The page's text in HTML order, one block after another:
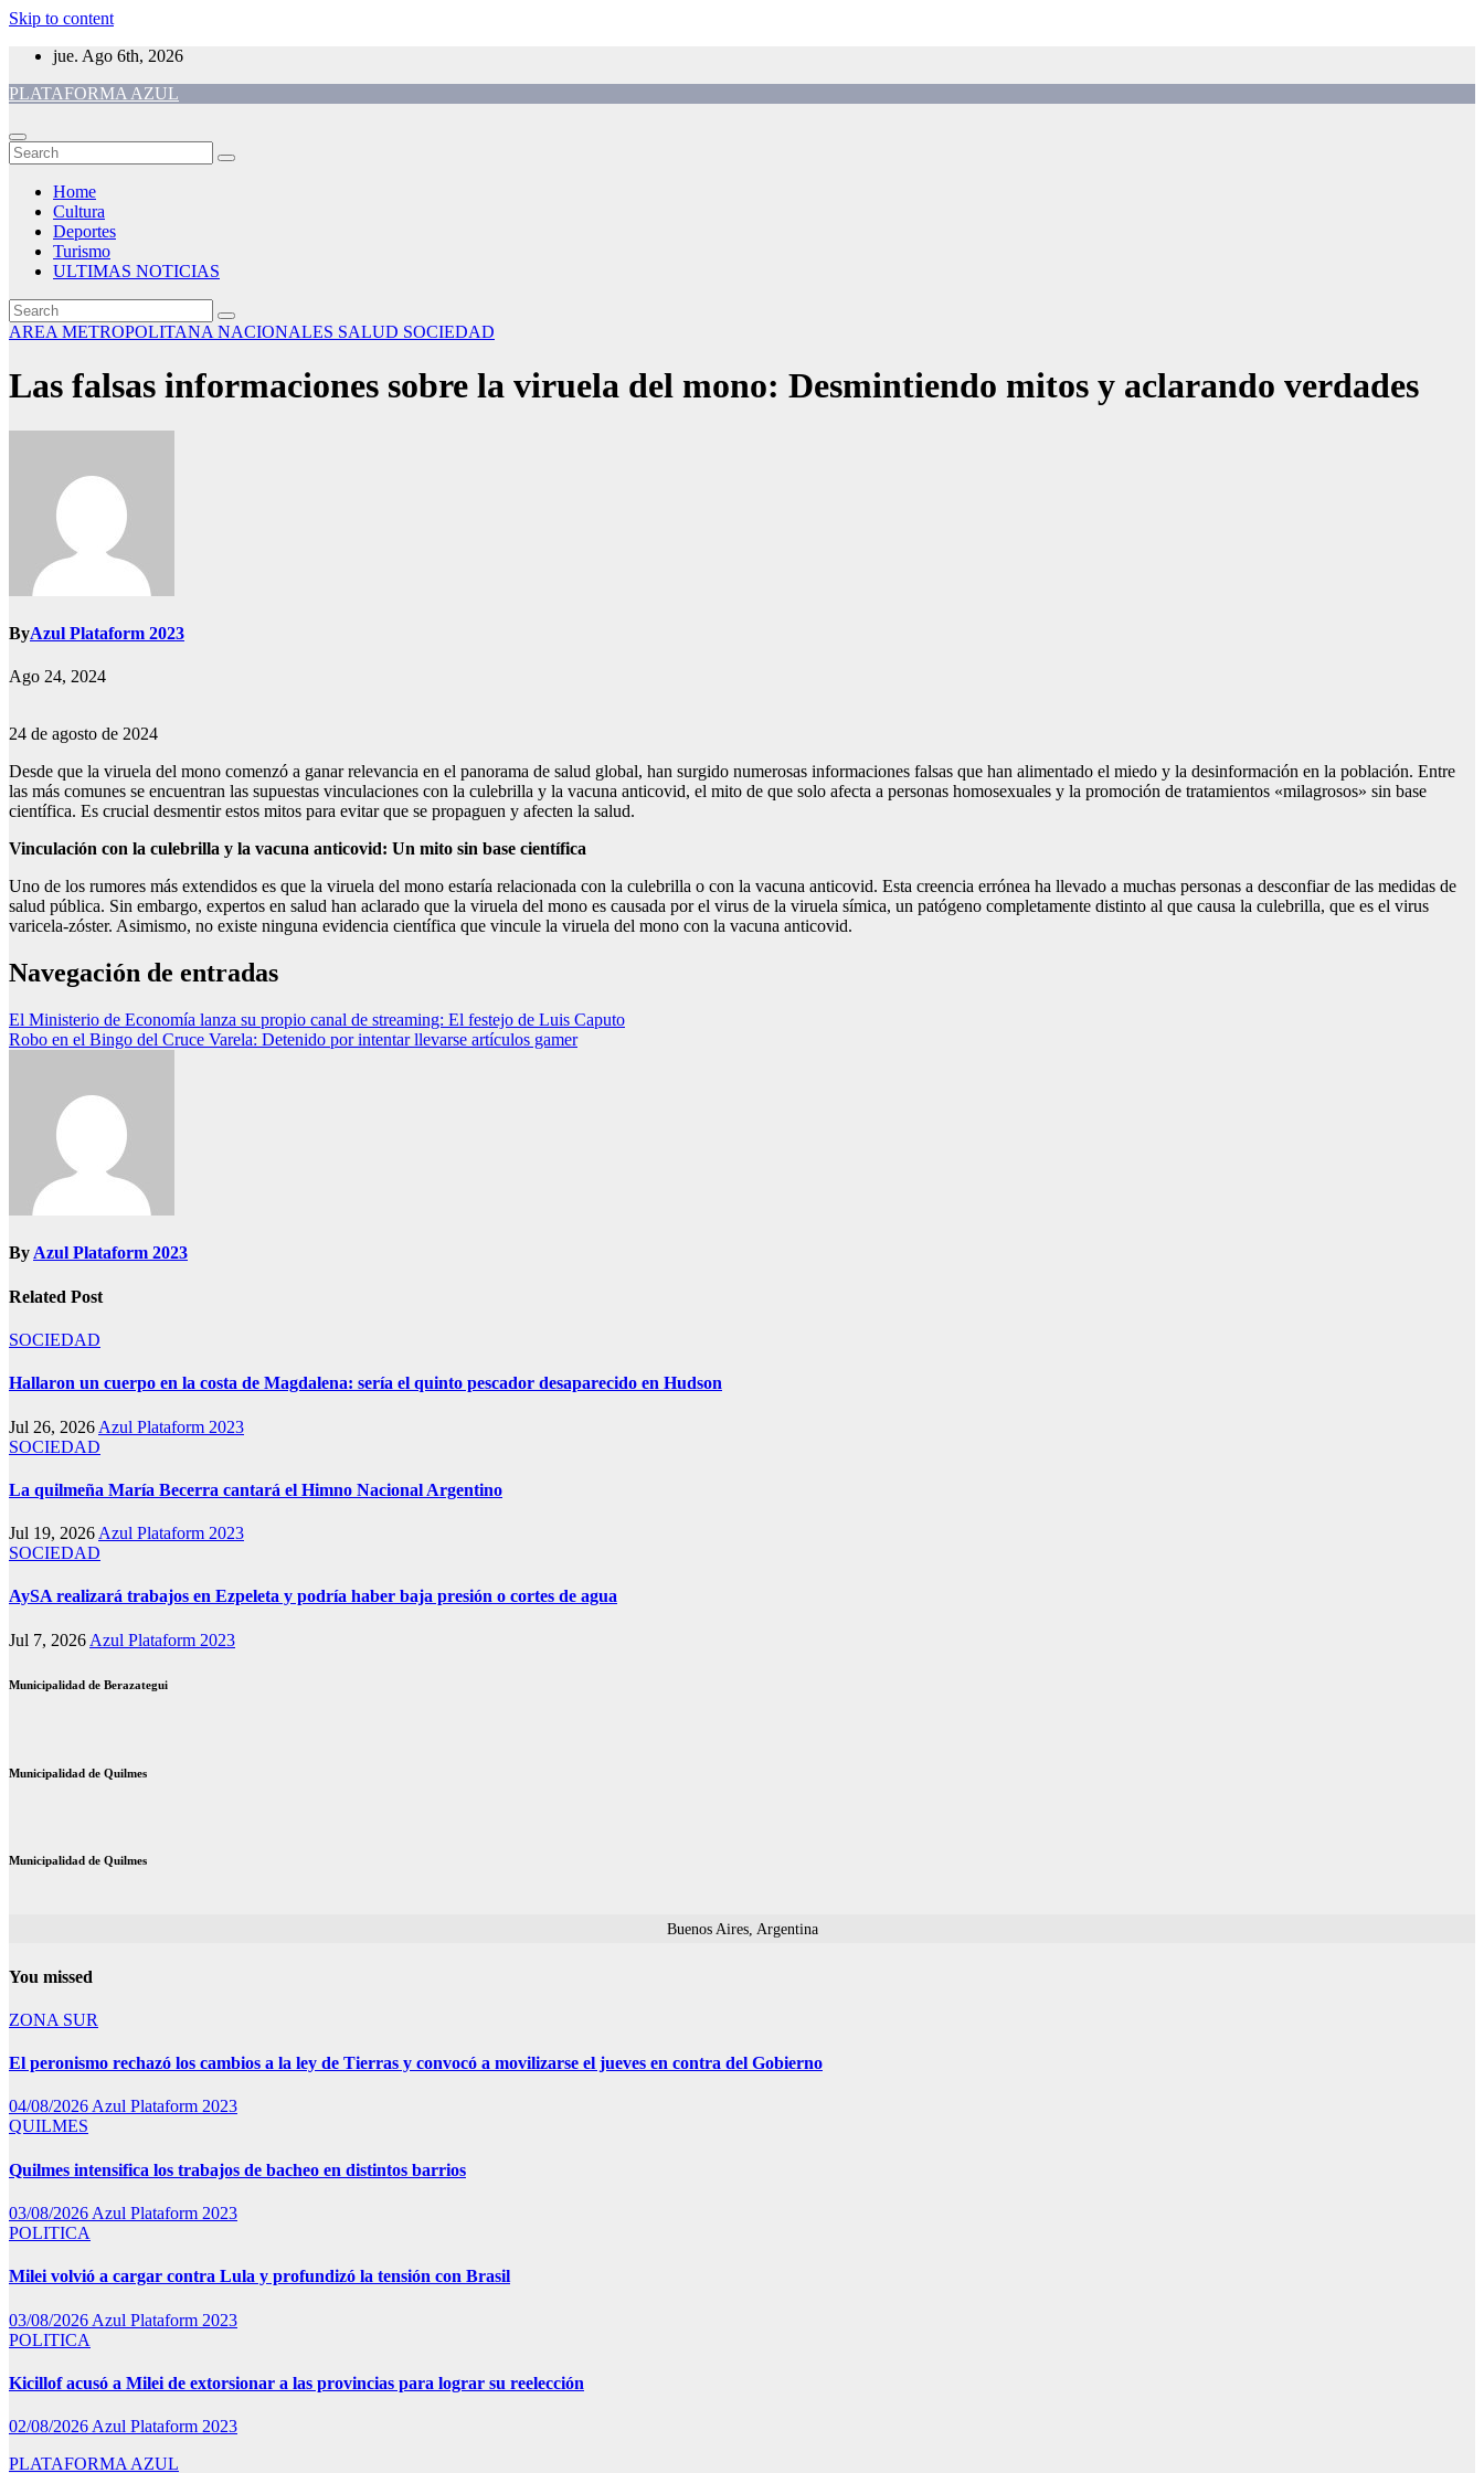
Skip to content
jue. Ago 6th, 2026
PLATAFORMA AZUL
Home
Cultura
Deportes
Turismo
ULTIMAS NOTICIAS
AREA METROPOLITANA NACIONALES SALUD SOCIEDAD
Las falsas informaciones sobre la viruela del mono: Desmintiendo mitos y aclarando verdades
ByAzul Plataform 2023
Ago 24, 2024
24 de agosto de 2024
Desde que la viruela del mono comenzó a ganar relevancia en el panorama de salud global, han surgido numerosas informaciones falsas que han alimentado el miedo y la desinformación en la población. Entre
las más comunes se encuentran las supuestas vinculaciones con la culebrilla y la vacuna anticovid, el mito de que solo afecta a personas homosexuales y la promoción de tratamientos «milagrosos» sin base
científica. Es crucial desmentir estos mitos para evitar que se propaguen y afecten la salud.
Vinculación con la culebrilla y la vacuna anticovid: Un mito sin base científica
Uno de los rumores más extendidos es que la viruela del mono estaría relacionada con la culebrilla o con la vacuna anticovid. Esta creencia errónea ha llevado a muchas personas a desconfiar de las medidas de
salud pública. Sin embargo, expertos en salud han aclarado que la viruela del mono es causada por el virus de la viruela símica, un patógeno completamente distinto al que causa la culebrilla, que es el virus
varicela-zóster. Asimismo, no existe ninguna evidencia científica que vincule la viruela del mono con la vacuna anticovid.
Navegación de entradas
El Ministerio de Economía lanza su propio canal de streaming: El festejo de Luis Caputo
Robo en el Bingo del Cruce Varela: Detenido por intentar llevarse artículos gamer
ByAzul Plataform 2023
Related Post
SOCIEDAD
Hallaron un cuerpo en la costa de Magdalena: sería el quinto pescador desaparecido en Hudson
Jul 26, 2026 Azul Plataform 2023
SOCIEDAD
La quilmeña María Becerra cantará el Himno Nacional Argentino
Jul 19, 2026 Azul Plataform 2023
SOCIEDAD
AySA realizará trabajos en Ezpeleta y podría haber baja presión o cortes de agua
Jul 7, 2026 Azul Plataform 2023
Municipalidad de Berazategui
Municipalidad de Quilmes
Municipalidad de Quilmes
Buenos Aires, Argentina
You missed
ZONA SUR
El peronismo rechazó los cambios a la ley de Tierras y convocó a movilizarse el jueves en contra del Gobierno
04/08/2026Azul Plataform 2023
QUILMES
Quilmes intensifica los trabajos de bacheo en distintos barrios
03/08/2026 Azul Plataform 2023
POLITICA
Milei volvió a cargar contra Lula y profundizó la tensión con Brasil
03/08/2026 Azul Plataform 2023
POLITICA
Kicillof acusó a Milei de extorsionar a las provincias para lograr su reelección
02/08/2026 Azul Plataform 2023
PLATAFORMA AZUL